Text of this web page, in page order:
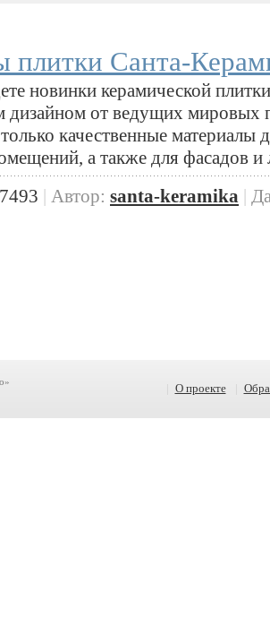
плитки Санта-
новинки керамической
дизайном от ведущих мировых
качественные материалы
а также для фасадов
7493 | Автор: santa-keramika |
О проекте